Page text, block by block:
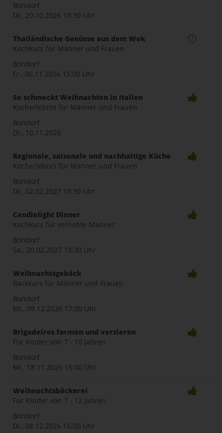
Bondorf
Di., 20.10.2026 18:30 Uhr
Thailändische Genüsse aus dem Wok
Kochkurs für Männer und Frauen
Bondorf
Fr., 06.11.2026 15:00 Uhr
So schmeckt Weihnachten in Italien
Kocherlebnis für Männer und Frauen
Bondorf
Di., 10.11.2026
Regionale, saisonale und nachhaltige Küche
Kocherlebnis für Männer und Frauen
Bondorf
Di., 02.02.2027 18:30 Uhr
Candlelight Dinner
Kochkurs für verliebte Männer
Bondorf
Sa., 20.02.2027 18:30 Uhr
Weihnachtsgebäck
Backkurs für Männer und Frauen
Bondorf
Mi., 09.12.2026 17:30 Uhr
Brigadeiros formen und verzieren
Für Kinder von 7 - 10 Jahren
Bondorf
Mi., 18.11.2026 15:00 Uhr
Weihnachtsbäckerei
Für Kinder von 7 - 12 Jahren
Bondorf
Di., 08.12.2026 16:00 Uhr